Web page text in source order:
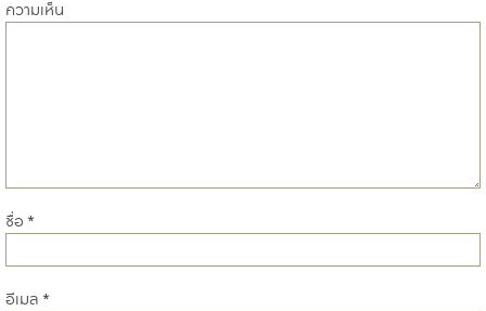
ความเห็น
ชื่อ *
อีเมล *